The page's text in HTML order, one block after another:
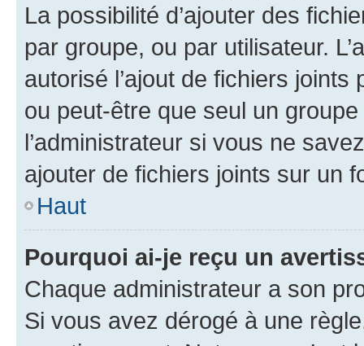
La possibilité d’ajouter des
par groupe, ou par utilisateur.
autorisé l’ajout de fichiers
ou peut-être que seul un
l’administrateur si vous ne
ajouter de fichiers joints sur un
Haut
Pourquoi ai-je reçu un
Chaque administrateur a son
Si vous avez dérogé à une